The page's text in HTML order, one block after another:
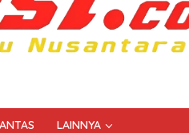
LAINNYA